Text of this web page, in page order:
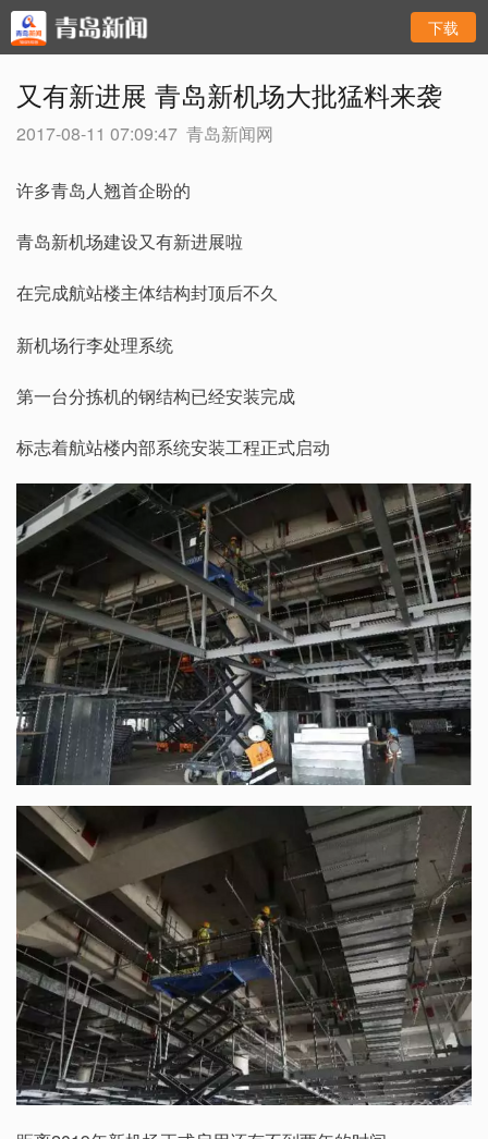
下载
又有新进展 青岛新机场大批猛料来袭
2017-08-11 07:09:47 青岛新闻网
许多青岛人翘首企盼的
青岛新机场建设又有新进展啦
在完成航站楼主体结构封顶后不久
新机场行李处理系统
第一台分拣机的钢结构已经安装完成
标志着航站楼内部系统安装工程正式启动